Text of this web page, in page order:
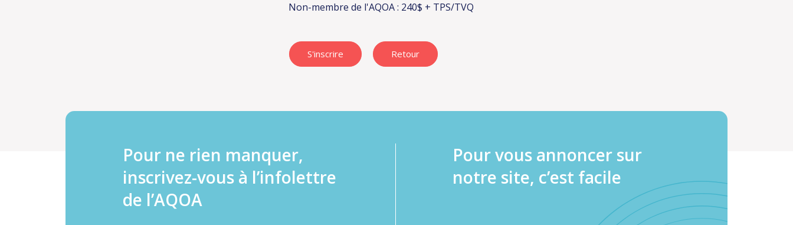
Non-membre de l'AQOA : 240$ + TPS/TVQ
S'inscrire Retour
Pour ne rien manquer,
inscrivez-vous à l’infolettre
de l’AQOA
Pour vous annoncer sur
notre site, c’est facile